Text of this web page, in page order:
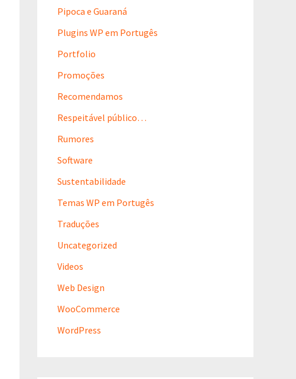
Pipoca e Guaraná
Plugins WP em Portugês
Portfolio
Promoções
Recomendamos
Respeitável público…
Rumores
Software
Sustentabilidade
Temas WP em Portugês
Traduções
Uncategorized
Videos
Web Design
WooCommerce
WordPress